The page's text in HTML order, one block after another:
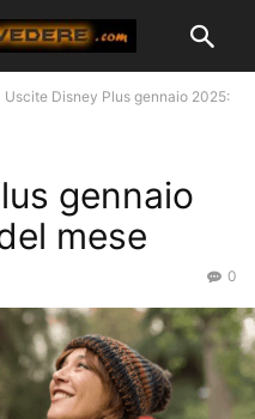
Uscite Disney Plus gennaio 2025:
gennaio
mese
0